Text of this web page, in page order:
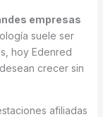
empresas
suele ser
hoy Edenred
crecer sin
afiliadas